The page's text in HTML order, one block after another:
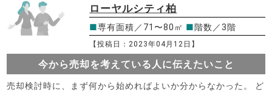
ローヤルシティ柏
■専有面積／71〜80㎡ ■階数／3階
【投稿日：2023年04月12日】
今から売却を考えている人に伝えたいこと
売却検討時に、まず何から始めればよいか分からなかった。 ど